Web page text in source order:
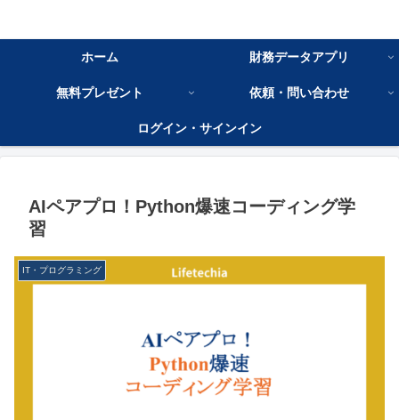
ホーム 財務データアプリ
無料プレゼント 依頼・問い合わせ
ログイン・サインイン
AIペアプロ！Python爆速コーディング学
習
IT・プログラミング